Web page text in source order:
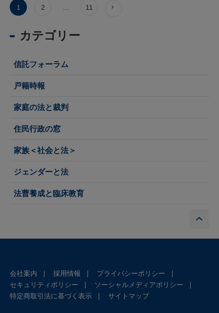
1 2 11
カテゴリー
信託フォーラム
戸籍時報
家庭の法と裁判
住民行政の窓
家族＜社会と法＞
ジェンダーと法
法曹養成と臨床教育
会社案内 採用情報
プライバシーポリシー
セキュリティポリシー
ソーシャルメディアポリシー
特定商取引法に基づく表示
サイトマップ